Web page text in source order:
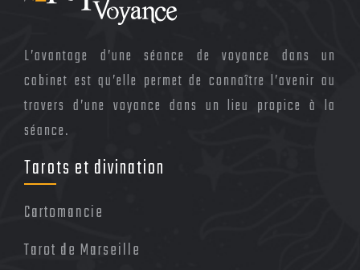
L’avantage d’une séance de voyance dans un
cabinet est qu’elle permet de connaître l’avenir au
travers d’une voyance dans un lieu propice à la
séance.
Tarots et divination
Cartomancie
Tarot de Marseille